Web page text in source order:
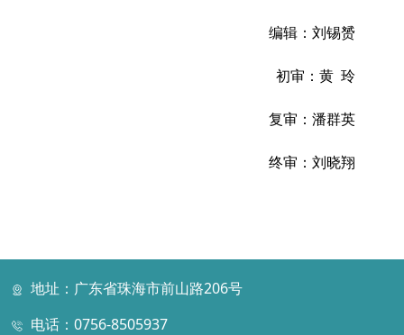
编辑：刘锡赟
初审：黄 玲
复审：潘群英
终审：刘晓翔
地址：广东省珠海市前山路206号
电话：0756-8505937